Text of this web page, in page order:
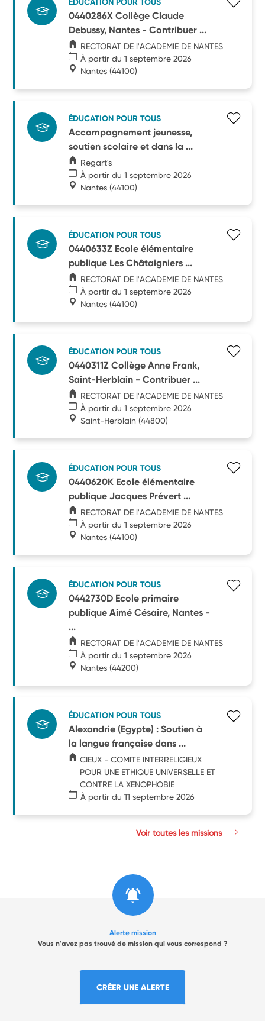
0440286X Collège Claude
Debussy, Nantes - Contribuer ...
RECTORAT DE l'ACADEMIE DE NANTES
À partir du 1 septembre 2026
Nantes (44100)
ÉDUCATION POUR TOUS
Accompagnement jeunesse,
soutien scolaire et dans la ...
Regart's
À partir du 1 septembre 2026
Nantes (44100)
ÉDUCATION POUR TOUS
0440633Z Ecole élémentaire
publique Les Châtaigniers ...
RECTORAT DE l'ACADEMIE DE NANTES
À partir du 1 septembre 2026
Nantes (44100)
ÉDUCATION POUR TOUS
0440311Z Collège Anne Frank,
Saint-Herblain - Contribuer ...
RECTORAT DE l'ACADEMIE DE NANTES
À partir du 1 septembre 2026
Saint-Herblain (44800)
ÉDUCATION POUR TOUS
0440620K Ecole élémentaire
publique Jacques Prévert ...
RECTORAT DE l'ACADEMIE DE NANTES
À partir du 1 septembre 2026
Nantes (44100)
ÉDUCATION POUR TOUS
0442730D Ecole primaire
publique Aimé Césaire, Nantes -
...
RECTORAT DE l'ACADEMIE DE NANTES
À partir du 1 septembre 2026
Nantes (44200)
ÉDUCATION POUR TOUS
Alexandrie (Egypte) : Soutien à
la langue française dans ...
CIEUX - COMITE INTERRELIGIEUX
POUR UNE ETHIQUE UNIVERSELLE ET
CONTRE LA XENOPHOBIE
À partir du 11 septembre 2026
Voir toutes les missions
Alerte mission
Vous n'avez pas trouvé de mission qui vous correspond ?
CRÉER UNE ALERTE